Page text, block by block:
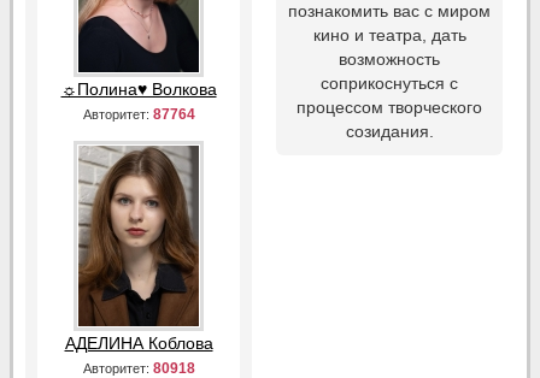
☼Полина♥ Волкова
Авторитет: 87764
АДЕЛИНА Коблова
Авторитет: 80918
познакомить вас с миром
кино и театра, дать
возможность
соприкоснуться с
процессом творческого
созидания.